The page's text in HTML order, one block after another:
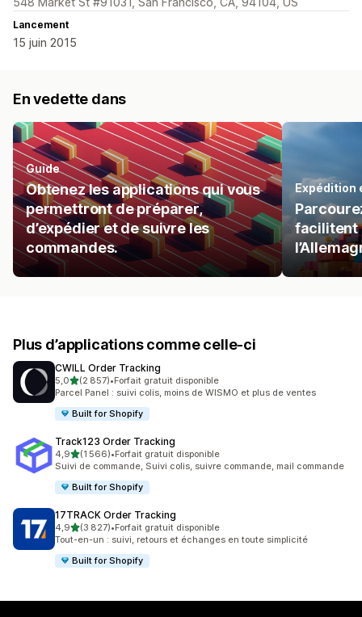
Lancement
15 juin 2015
En vedette dans
Guide
Obtenez les applications qui vous
permettront de préparer,
d’expédier et de suivre les
commandes.
Expédition
facilitent
Plus d’applications comme celle-ci
CWILL Order Tracking
5,0étoile(s) sur 5
(2 857)
2857 avis au total
•Forfait gratuit disponible
Parcel Panel : suivi colis, moins de WISMO et plus de ventes
Built for Shopify
Track123 Order Tracking
4,9étoile(s) sur 5
(1 566)
1566 avis au total
•Forfait gratuit disponible
Suivi de commande, Suivi colis, suivre commande, mail commande
Built for Shopify
17TRACK Order Tracking
4,9étoile(s) sur 5
(3 827)
3827 avis au total
•Forfait gratuit disponible
Tout-en-un : suivi, retours et échanges en toute simplicité
Built for Shopify